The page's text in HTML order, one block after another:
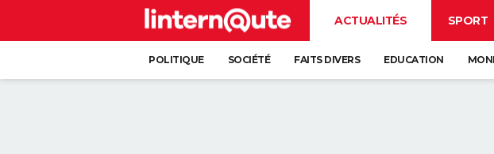
ACTUALITÉS SPORT
POLITIQUE SOCIÉTÉ FAITS DIVERS EDUCATION